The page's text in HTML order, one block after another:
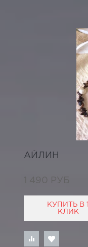
АЙЛИН
1 490 РУБ
КУПИТЬ В 1
КЛИК